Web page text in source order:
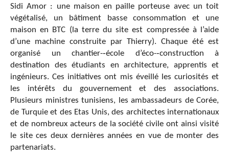
Sidi Amor : une maison en paille porteuse avec un toit
végétalisé, un bâtiment basse consommation et une
maison en BTC (la terre du site est compressée à l’aide
d’une machine construite par Thierry). Chaque été est
organisé un chantier-­‐école d’éco-­‐construction à
destination des étudiants en architecture, apprentis et
ingénieurs. Ces initiatives ont mis éveillé les curiosités et
les intérêts du gouvernement et des associations.
Plusieurs ministres tunisiens, les ambassadeurs de Corée,
de Turquie et des Etas Unis, des architectes internationaux
et de nombreux acteurs de la société civile ont ainsi visité
le site ces deux dernières années en vue de monter des
partenariats.